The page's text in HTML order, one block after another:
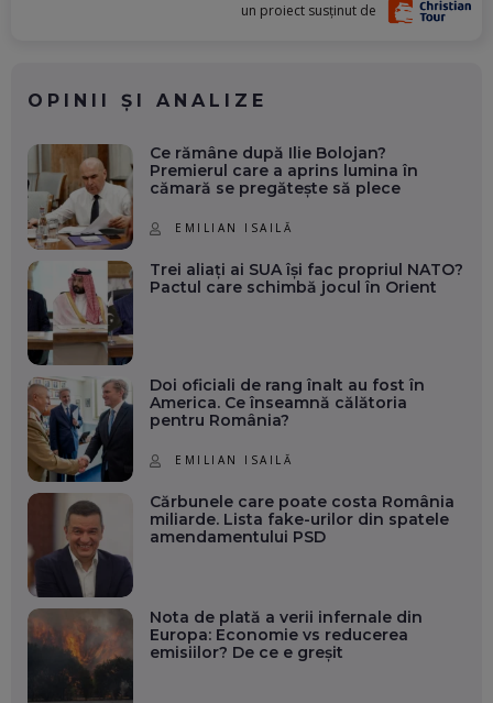
un proiect susținut de
OPINII ȘI ANALIZE
Ce rămâne după Ilie Bolojan?
Premierul care a aprins lumina în
cămară se pregătește să plece
EMILIAN ISAILĂ
Trei aliați ai SUA își fac propriul NATO?
Pactul care schimbă jocul în Orient
Doi oficiali de rang înalt au fost în
America. Ce înseamnă călătoria
pentru România?
EMILIAN ISAILĂ
Cărbunele care poate costa România
miliarde. Lista fake-urilor din spatele
amendamentului PSD
Nota de plată a verii infernale din
Europa: Economie vs reducerea
emisiilor? De ce e greșit